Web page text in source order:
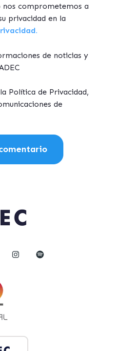
nos comprometemos a
privacidad en la
de noticias y
Política de Privacidad,
de